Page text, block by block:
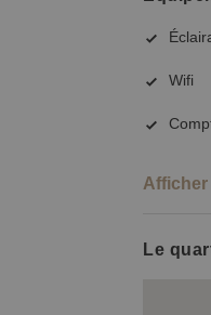
Wifi
Afficher
Le